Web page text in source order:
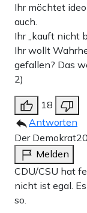
Ihr möchtet
auch.
Ihr „kauft nicht
Ihr wollt
gefallen? Das
2)
18
Antworten
Der Demokrat
Melden
CDU/CSU hat
nicht ist egal.
so.